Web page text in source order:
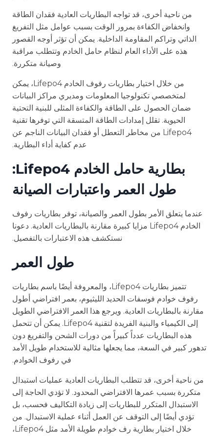
من ناحية أخرى، قد تواجه البطاريات العادية فقدان الطاقة
وانخفاض الكفاءة بمرور الوقت بسبب عوامل مثل التفريغ
الذاتي وتراكم المقاومة الداخلية. يمكن أن تؤثر أوجه القصور
هذه على الأداء العام لنظام حامل الخادم وتتطلب مراقبة
وصيانة متكررة.
من خلال اختيار بطاريات رفوف الخادم Lifepo4، يمكن
لمتخصصي تكنولوجيا المعلومات ومديري مراكز البيانات
ضمان الحصول على الطاقة والكفاءة المثلى للبنية التحتية
الحيوية. تقلل إمدادات الطاقة المتسقة التي توفرها تقنية
Lifepo4 من مخاطر التعطل أو فقدان البيانات الناجم عن
عدم كفاية أداء البطارية.
بطارية حامل الخادم Lifepo4:
طول العمر واعتبارات الصيانة
عندما يتعلق الأمر بطول العمر والصيانة، توفر بطاريات رفوف
الخادم Lifepo4 مزايا كبيرة مقارنة بالبطاريات العادية. دعونا
نستكشف هذه الاعتبارات بالتفصيل.
طول العمر
تتميز بطاريات Lifepo4، والمعروفة أيضًا باسم بطاريات
رفوف خوادم فوسفات الحديد الليثيوم، بعمر افتراضي أطول
مقارنة بالبطاريات العادية. ويرجع هذا العمر الافتراضي الطويل
إلى الكيمياء والبنية الفريدة لتقنية Lifepo4. يمكن أن تتحمل
هذه البطاريات عدداً كبيراً من دورات الشحن والتفريغ دون
تدهور كبير في السعة، مما يجعلها مثالية للاستخدام طويل الأمد
في رفوف الخوادم.
من ناحية أخرى، قد تتطلب البطاريات العادية عمليات استبدال
متكررة بسبب عمرها الافتراضي المحدود. لا تؤدي الحاجة إلى
الاستبدال المتكرر للبطاريات إلى زيادة التكاليف فحسب، بل
تؤدي أيضًا إلى التوقف عن العمل أثناء عملية الاستبدال. من
خلال اختيار بطارية رف خوادم طويلة الأمد مثل Lifepo4،